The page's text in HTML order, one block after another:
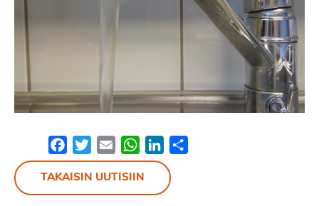
FacebookTwitterEmail WhatsApp
LinkedIn
TAKAISIN UUTISIIN